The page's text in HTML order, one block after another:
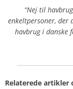
“Nej til
enkeltpersoner, der
havbrug i danske
Relaterede artikler